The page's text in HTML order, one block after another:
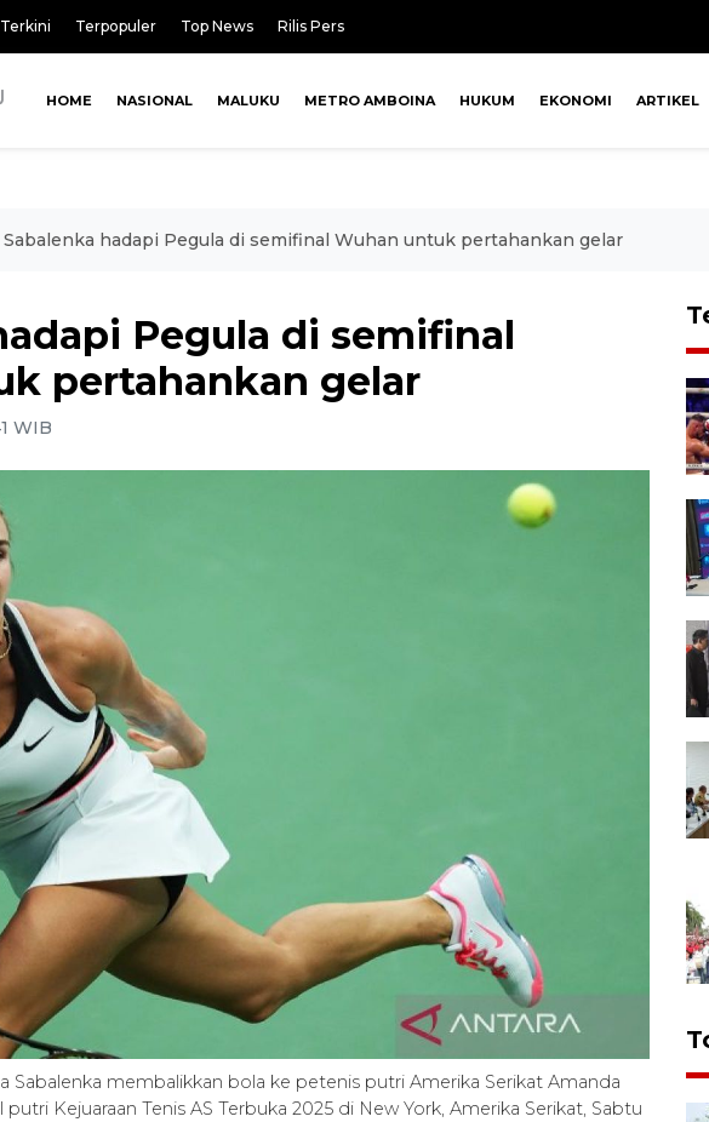
Terkini Terpopuler Top News Rilis Pers
HOME NASIONAL MALUKU METRO AMBOINA HUKUM EKONOMI ARTIKEL
Sabalenka hadapi Pegula di semifinal Wuhan untuk pertahankan gelar
Pegula di semifinal
pertahankan gelar
WIB
Sabalenka membalikkan bola ke petenis putri Amerika Serikat Amanda
Kejuaraan Tenis AS Terbuka 2025 di New York, Amerika Serikat, Sabtu